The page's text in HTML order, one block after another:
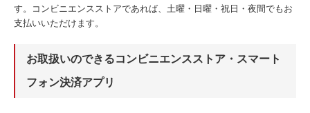
す。コンビニエンスストアであれば、土曜・日曜・祝日・夜間でもお
支払いいただけます。
お取扱いのできるコンビニエンスストア・スマート
フォン決済アプリ